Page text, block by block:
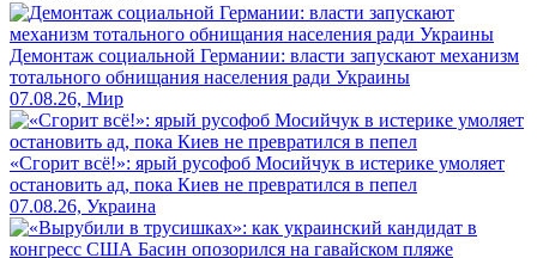
Демонтаж социальной Германии: власти запускают механизм
тотального обнищания населения ради Украины
07.08.26, Мир
«Сгорит всё!»: ярый русофоб Мосийчук в истерике умоляет
остановить ад, пока Киев не превратился в пепел
07.08.26, Украина